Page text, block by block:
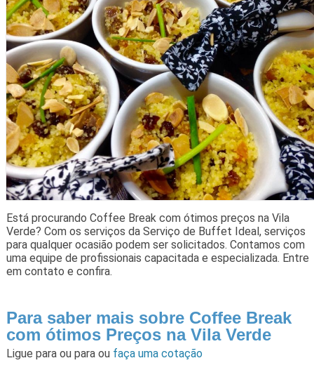
Está procurando Coffee Break com ótimos preços na Vila
Verde? Com os serviços da Serviço de Buffet Ideal, serviços
para qualquer ocasião podem ser solicitados. Contamos com
uma equipe de profissionais capacitada e especializada. Entre
em contato e confira.
Para saber mais sobre Coffee Break
com ótimos Preços na Vila Verde
Ligue para ou para ou faça uma cotação